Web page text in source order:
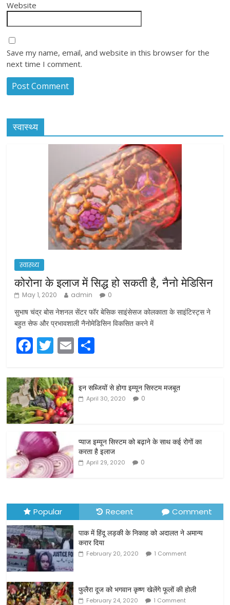
Website
Save my name, email, and website in this browser for the
next time I comment.
स्वास्थ्य
स्वास्थ्य
कोरोना के इलाज में सिद्ध हो सकती है, नैनो मेडिसिन
May 1, 2020 admin 0
सुभाष चंद्र बोस नेशनल सेंटर फॉर बेसिक साइंसेसज कोलकाता के साइंटिस्ट्स ने
बहुत सेफ और प्रभावशाली नैनोमेडिसिन विकसित करने में
F
a
c
e
b
o
o
k
T
w
itt
er
E
m
ar
e
इन सब्जियों से होगा इम्यून सिस्टम मजबूत
April 30, 2020 0
प्याज इम्यून सिस्टम को बढ़ाने के साथ कई रोगों का
करता है इलाज
April 29, 2020 0
Popular Recent Comment
पाक में हिंदू लड़की के निकाह को अदालत ने अमान्य
करार दिया
February 20, 2020 1 Comment
फुलैरा दूज को भगवान कृष्ण खेलेंगे फूलों की होली
February 24, 2020 1 Comment